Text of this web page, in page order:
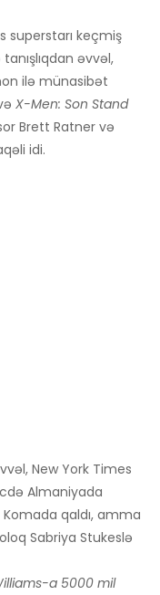
superstarı keçmiş
əvvəl,
ilə münasibət
X-Men: Son Stand
Brett Ratner və
idi.
New York Times
Almaniyada
qaldı, amma
Sabriya Stukeslə
a 5000 mil